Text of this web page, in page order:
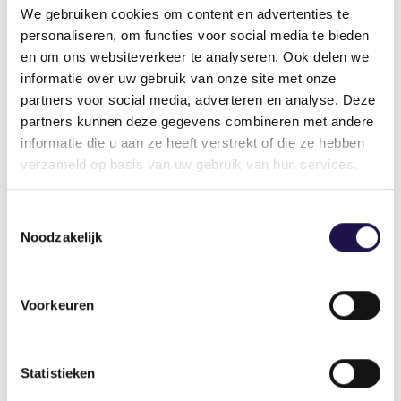
We gebruiken cookies om content en advertenties te
personaliseren, om functies voor social media te bieden
en om ons websiteverkeer te analyseren. Ook delen we
informatie over uw gebruik van onze site met onze
partners voor social media, adverteren en analyse. Deze
partners kunnen deze gegevens combineren met andere
informatie die u aan ze heeft verstrekt of die ze hebben
verzameld op basis van uw gebruik van hun services.
Noodzakelijk
Voorkeuren
Statistieken
hernieuwd aanvalsplan voor mensen met een
afstand tot de arbeidsmarkt. Voor werkgevers
moet het veel aantrekkelijker en eenvoudiger
worden om mensen uit deze doelgroep in dienst
te nemen. Daarnaast kan productiviteitsgroei
worden bereikt door innovatie en het verhogen
van het opleidingsniveau. Tot slot zullen
Dat betekent het stimuleren van
arbeidsmarktrelevante opleidingen. Maar we
ontwikkelen voor de top 10-functies met een
groot personeelstekort, die gefinancierd kunnen
waar nodig door UWV en gemeenten aangevuld
kunnen worden. Zodat een stukadoor van 55 jaar,